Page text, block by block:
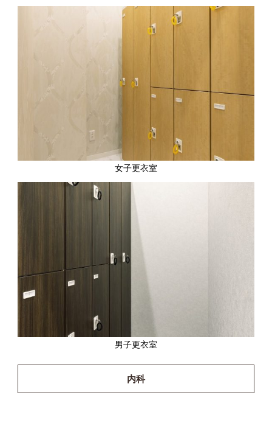
女子更衣室
男子更衣室
内科